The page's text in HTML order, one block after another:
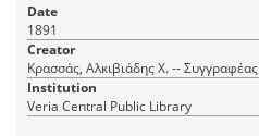
Date
1891
Creator
Κρασσάς, Αλκιβιάδης Χ. -- Συγγραφέας
Institution
Veria Central Public Library